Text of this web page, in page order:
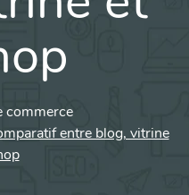
commerce
entre blog, vitrine